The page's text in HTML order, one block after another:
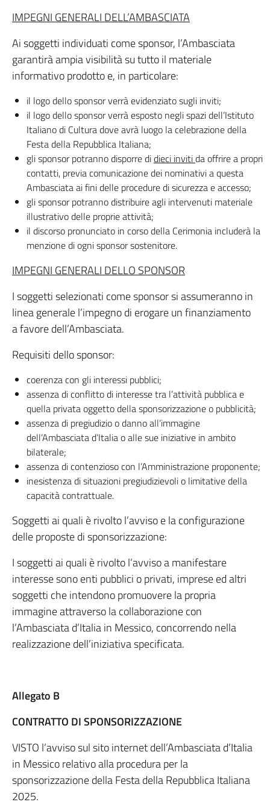
IMPEGNI GENERALI DELL’AMBASCIATA
Ai soggetti individuati come sponsor, l’Ambasciata
garantirà ampia visibilità su tutto il materiale
informativo prodotto e, in particolare:
il logo dello sponsor verrà evidenziato sugli inviti;
il logo dello sponsor verrà esposto negli spazi dell’Istituto
Italiano di Cultura dove avrà luogo la celebrazione della
Festa della Repubblica Italiana;
gli sponsor potranno disporre didieci invitida offrire a propri
contatti, previa comunicazione dei nominativi a questa
Ambasciata ai fini delle procedure di sicurezza e accesso;
gli sponsor potranno distribuire agli intervenuti materiale
illustrativo delle proprie attività;
il discorso pronunciato in corso della Cerimonia includerà la
menzione di ogni sponsor sostenitore.
IMPEGNI GENERALI DELLO SPONSOR
I soggetti selezionati come sponsor si assumeranno in
linea generale l’impegno di erogare un finanziamento
a favore dell’Ambasciata.
Requisiti dello sponsor:
coerenza con gli interessi pubblici;
assenza di conflitto di interesse tra l’attività pubblica e
quella privata oggetto della sponsorizzazione o pubblicità;
assenza di pregiudizio o danno all’immagine
dell’Ambasciata d’Italia o alle sue iniziative in ambito
bilaterale;
assenza di contenzioso con l’Amministrazione proponente;
inesistenza di situazioni pregiudizievoli o limitative della
capacità contrattuale.
Soggetti ai quali è rivolto l’avviso e la configurazione
delle proposte di sponsorizzazione:
I soggetti ai quali è rivolto l’avviso a manifestare
interesse sono enti pubblici o privati, imprese ed altri
soggetti che intendono promuovere la propria
immagine attraverso la collaborazione con
l’Ambasciata d’Italia in Messico, concorrendo nella
realizzazione dell’iniziativa specificata.
Allegato B
CONTRATTO DI SPONSORIZZAZIONE
VISTO l’avviso sul sito internet dell’Ambasciata d’Italia
in Messico relativo alla procedura per la
sponsorizzazione della Festa della Repubblica Italiana
2025.